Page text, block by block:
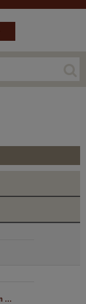
Dejkasse Ringo model u/håndtag 600x400x186 mm grå